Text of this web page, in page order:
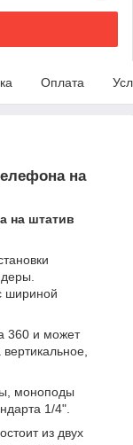
Оплата
на
на штатив
шириной
360 и может
моноподы
1/4".
из двух